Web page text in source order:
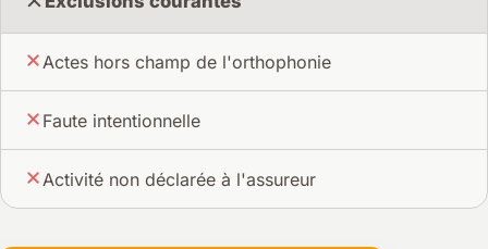
Actes hors champ de l'orthophonie
Faute intentionnelle
Activité non déclarée à l'assureur